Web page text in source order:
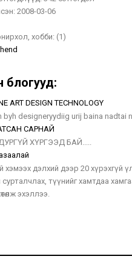
2008-03-06
хобби: (1)
блогууд:
ART DESIGN TECHNOLOGY
byh designeryydiig urij baina nadtai
САРНАЙ
ХҮРГЭЭД БАЙ.....
хэмээх дэлхий дээр 20 хүрэхгүй
сурталчлах, түүнийг хамтдаа
эхэллээ.